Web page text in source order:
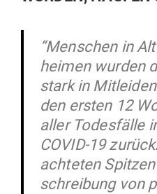
“Men­schen in
heimen wurden
stark in
den ersten 12
aller Todes­fälle
COVID-19
ach­teten
schreibung von